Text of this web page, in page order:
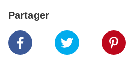
Partager